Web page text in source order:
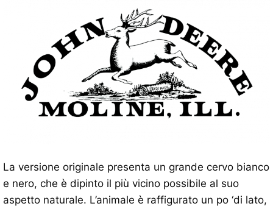
La versione originale presenta un grande cervo bianco
e nero, che è dipinto il più vicino possibile al suo
aspetto naturale. L’animale è raffigurato un po ‘di lato,